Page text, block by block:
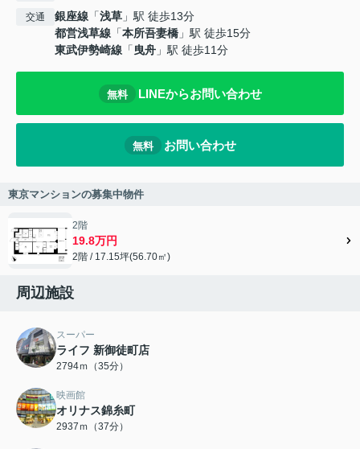
交通 銀座線 「浅草 」駅 徒歩13分
都営浅草線 「本所吾妻橋 」駅 徒歩15分
東武伊勢崎線 「曳舟 」駅 徒歩11分
無料 LINEからお問い合わせ
無料 お問い合わせ
東京マンションの募集中物件
2階
19.8万円
2階 / 17.15坪(56.70㎡)
周辺施設
スーパー
ライフ 新御徒町店
2794ｍ（35分）
映画館
オリナス錦糸町
2937ｍ（37分）